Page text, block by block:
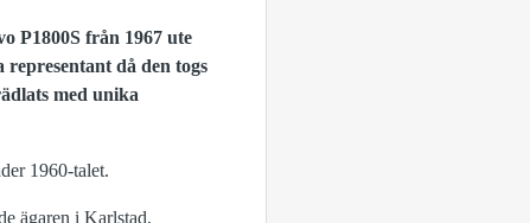
P1800S från 1967 ute
då den togs
med unika
1960-talet.
ägaren i Karlstad,